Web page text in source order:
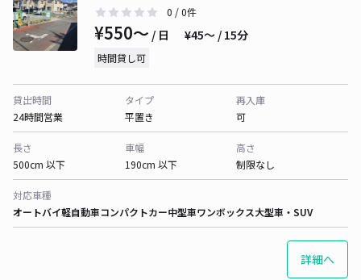
0 / 0件
¥550〜 / 日 ¥45〜 / 15分
時間貸し可
貸出時間
24時間営業
タイプ
平置き
再入庫
可
長さ
500cm 以下
車幅
190cm 以下
高さ
制限なし
対応車種
オートバイ軽自動車コンパクトカー中型車ワンボックス大型車・SUV
詳細へ